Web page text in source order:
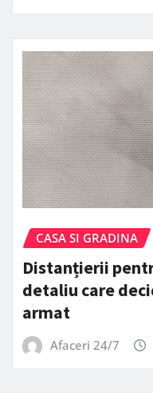
CASA SI GRADINA
Distanțierii
detaliu care
armat
Afaceri 24/7